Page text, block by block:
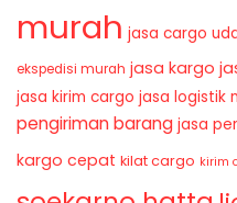
murah jasa cargo
ekspedisi murah jasa kargo
jasa kirim cargo jasa logistik
pengiriman barang jasa
kargo cepat kilat cargo kirim